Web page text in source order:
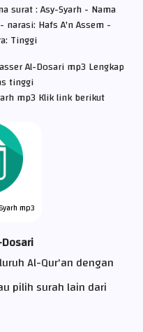
surat : Asy-Syarh - Nama
narasi: Hafs A'n Assem -
Tinggi
Al-Dosari mp3 Lengkap
tinggi
mp3 Klik link berikut
mp3
Al-Qur'an dengan
pilih surah lain dari